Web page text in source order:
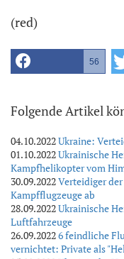
(red)
56
Folgende Artikel
04.10.2022Ukraine:
01.10.2022Ukrainische
Kampfhelikopter vom
30.09.2022Verteidiger
Kampfflugzeuge ab
28.09.2022Ukrainische
Luftfahrzeuge
26.09.20226 feindliche
vernichtet: Private als